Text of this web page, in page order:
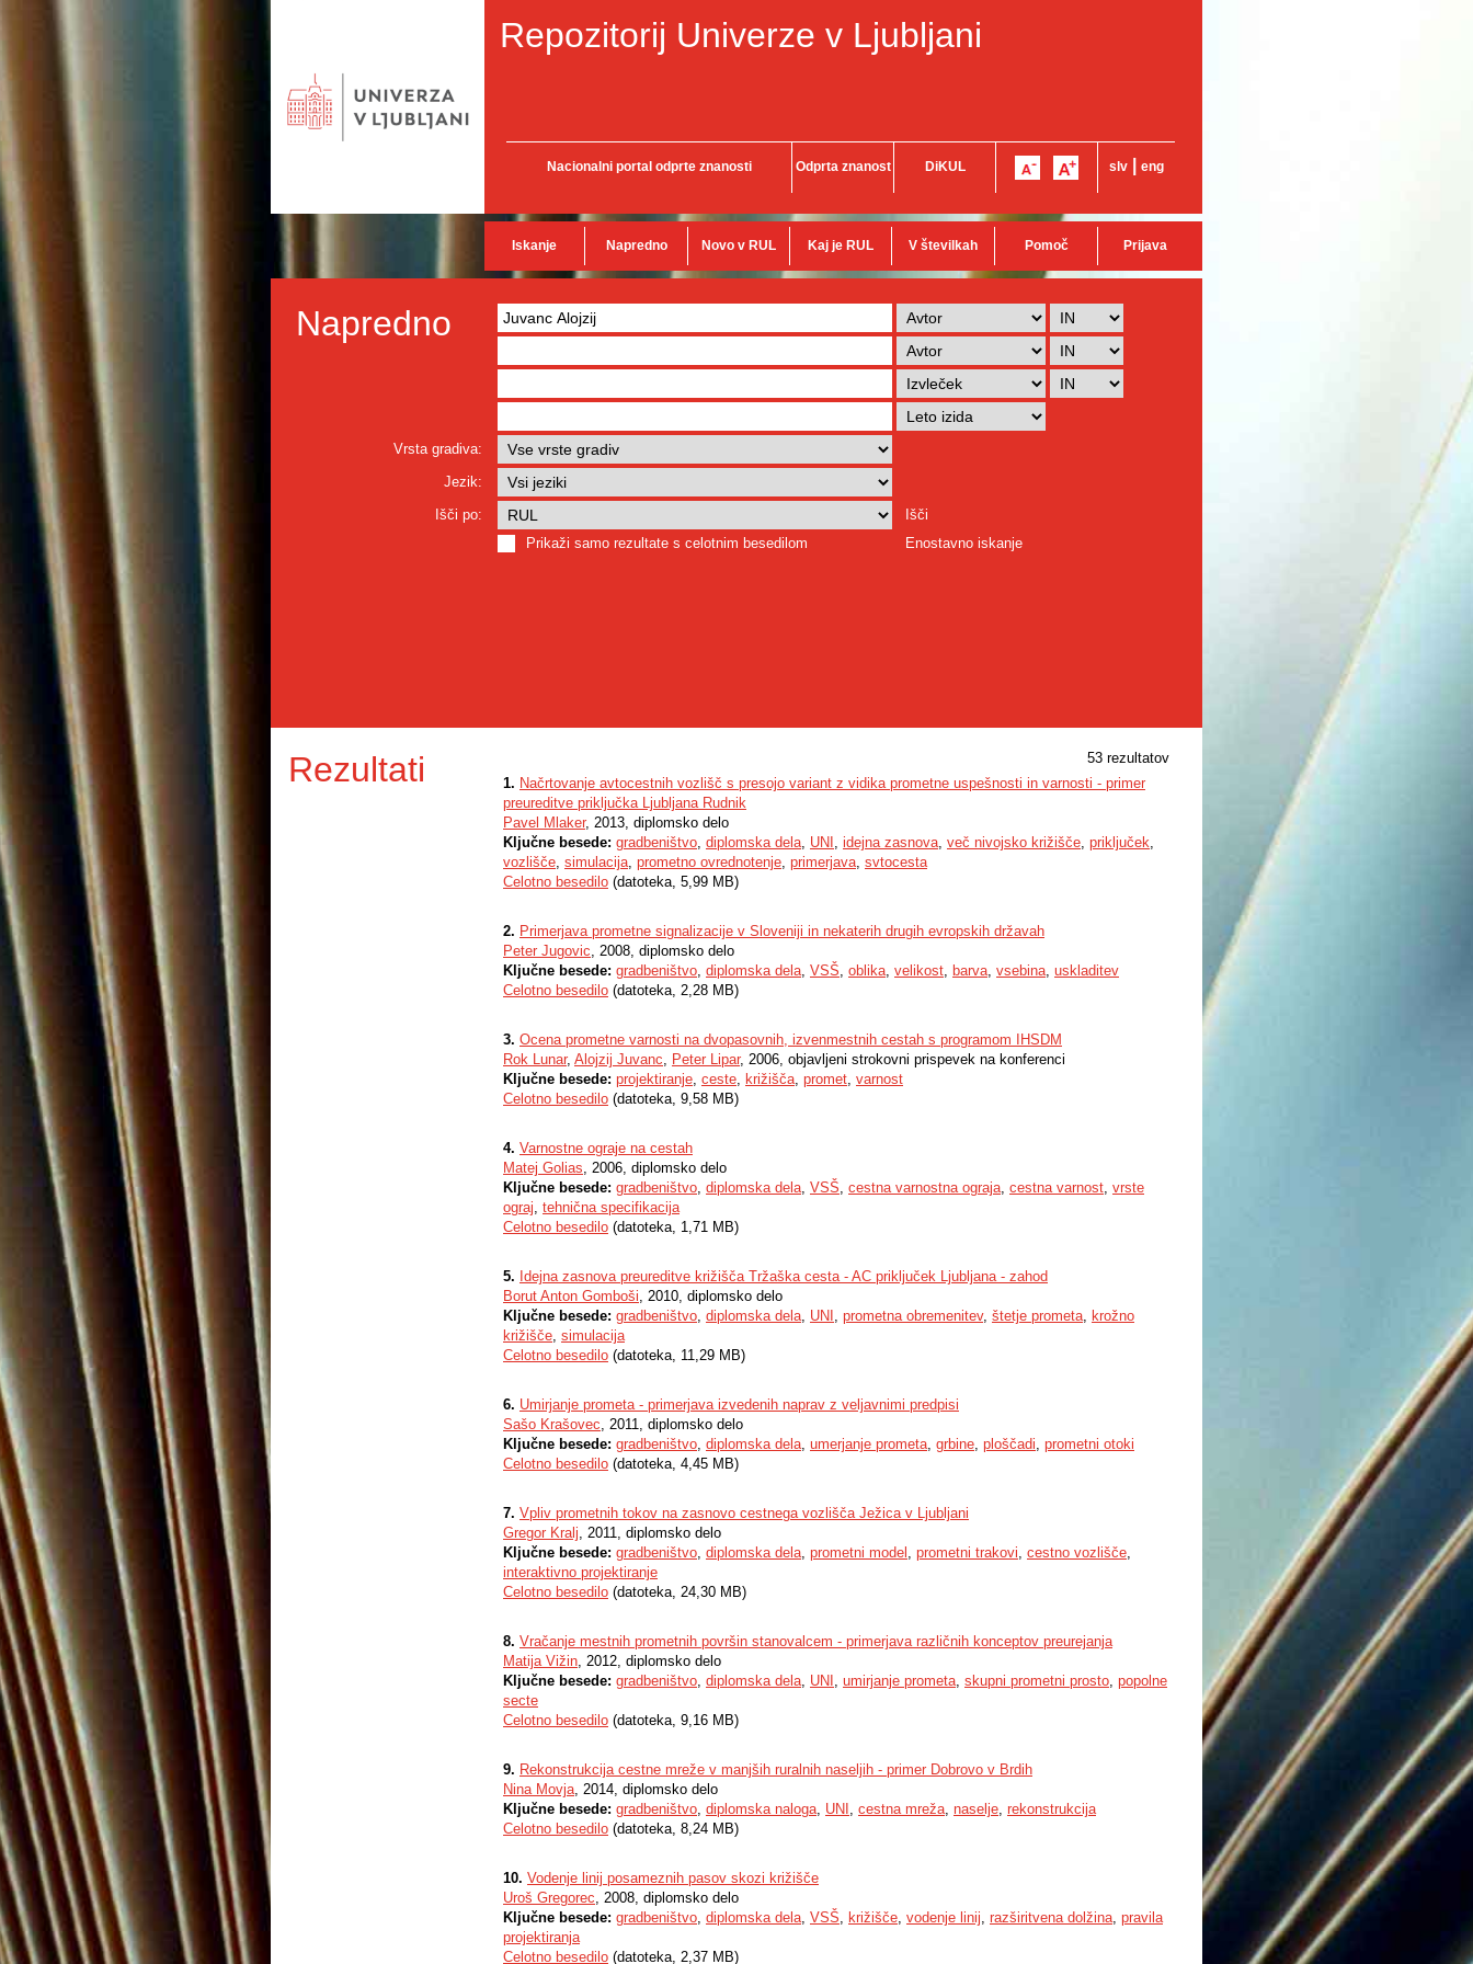
Repozitorij Univerze v Ljubljani
Nacionalni portal odprte znanosti Odprta znanost DiKUL slv eng
Iskanje Napredno Novo v RUL Kaj je RUL V številkah Pomoč Prijava
Napredno
Vrsta gradiva:
Jezik:
Išči po:
Išči
Prikaži samo rezultate s celotnim besedilom
Enostavno iskanje
Rezultati
53 rezultatov
1. Načrtovanje avtocestnih vozlišč s presojo variant z vidika prometne uspešnosti in varnosti - primer
preureditve priključka Ljubljana Rudnik
Pavel Mlaker, 2013, diplomsko delo
Ključne besede: gradbeništvo, diplomska dela, UNI , idejna zasnova, več nivojsko križišče, priključek,
vozlišče, simulacija, prometno ovrednotenje, primerjava, svtocesta
Celotno besedilo (datoteka, 5,99 MB)
2. Primerjava prometne signalizacije v Sloveniji in nekaterih drugih evropskih državah
Peter Jugovic, 2008, diplomsko delo
Ključne besede: gradbeništvo, diplomska dela, VSŠ, oblika, velikost, barva, vsebina, uskladitev
Celotno besedilo (datoteka, 2,28 MB)
3. Ocena prometne varnosti na dvopasovnih, izvenmestnih cestah s programom IHSDM
Rok Lunar, Alojzij Juvanc, Peter Lipar, 2006, objavljeni strokovni prispevek na konferenci
Ključne besede: projektiranje, ceste, križišča, promet, varnost
Celotno besedilo (datoteka, 9,58 MB)
4. Varnostne ograje na cestah
Matej Golias, 2006, diplomsko delo
Ključne besede: gradbeništvo, diplomska dela, VSŠ, cestna varnostna ograja, cestna varnost, vrste
ograj, tehnična specifikacija
Celotno besedilo (datoteka, 1,71 MB)
5. Idejna zasnova preureditve križišča Tržaška cesta - AC priključek Ljubljana - zahod
Borut Anton Gomboši, 2010, diplomsko delo
Ključne besede: gradbeništvo, diplomska dela, UNI , prometna obremenitev, štetje prometa, krožno
križišče, simulacija
Celotno besedilo (datoteka, 11,29 MB)
6. Umirjanje prometa - primerjava izvedenih naprav z veljavnimi predpisi
Sašo Krašovec, 2011, diplomsko delo
Ključne besede: gradbeništvo, diplomska dela, umerjanje prometa, grbine, ploščadi, prometni otoki
Celotno besedilo (datoteka, 4,45 MB)
7. Vpliv prometnih tokov na zasnovo cestnega vozlišča Ježica v Ljubljani
Gregor Kralj, 2011, diplomsko delo
Ključne besede: gradbeništvo, diplomska dela, prometni model , prometni trakovi, cestno vozlišče,
interaktivno projektiranje
Celotno besedilo (datoteka, 24,30 MB)
8. Vračanje mestnih prometnih površin stanovalcem - primerjava različnih konceptov preurejanja
Matija Vižin, 2012, diplomsko delo
Ključne besede: gradbeništvo, diplomska dela, UNI , umirjanje prometa, skupni prometni prosto, popolne
secte
Celotno besedilo (datoteka, 9,16 MB)
9. Rekonstrukcija cestne mreže v manjših ruralnih naseljih - primer Dobrovo v Brdih
Nina Movja, 2014, diplomsko delo
Ključne besede: gradbeništvo, diplomska naloga, UNI , cestna mreža, naselje, rekonstrukcija
Celotno besedilo (datoteka, 8,24 MB)
10. Vodenje linij posameznih pasov skozi križišče
Uroš Gregorec, 2008, diplomsko delo
Ključne besede: gradbeništvo, diplomska dela, VSŠ, križišče, vodenje linij, razširitvena dolžina, pravila
projektiranja
Celotno besedilo (datoteka, 2,37 MB)